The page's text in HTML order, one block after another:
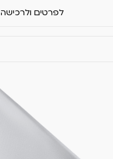
לפרטים ולרכישה